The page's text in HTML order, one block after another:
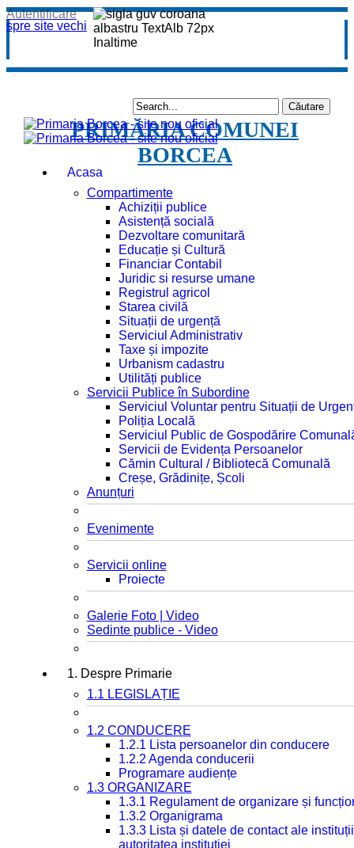
spre site vechi
Autentificare
PRIMĂRIA COMUNEI
BORCEA
Acasa
Compartimente
Achiziții publice
Asistență socială
Dezvoltare comunitară
Educație și Cultură
Financiar Contabil
Juridic si resurse umane
Registrul agricol
Starea civilă
Situații de urgență
Serviciul Administrativ
Taxe și impozite
Urbanism cadastru
Utilități publice
Servicii Publice în Subordine
Serviciul Voluntar pentru Situații de
Poliția Locală
Serviciul Public de Gospodărire
Servicii de Evidența Persoanelor
Cămin Cultural / Bibliotecă Comunală
Creșe, Grădinițe, Școli
Anunțuri
Evenimente
Servicii online
Proiecte
Galerie Foto | Video
Sedinte publice - Video
1. Despre Primarie
1.1 LEGISLAȚIE
1.2 CONDUCERE
1.2.1 Lista persoanelor din conducere
1.2.2 Agenda conducerii
Programare audiențe
1.3 ORGANIZARE
1.3.1 Regulament de organizare și
1.3.2 Organigrama
1.3.3 Lista și datele de contact ale
autoritatea instituției